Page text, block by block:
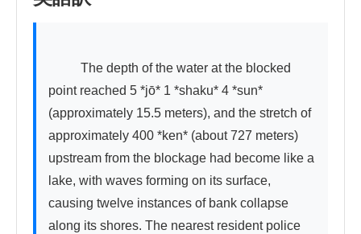
point reached 5 *jō* 1 *shaku* 4 *sun*
(approximately 15.5 meters), and the stretch of
approximately 400 *ken* (about 727 meters)
upstream from the blockage had become like a
lake, with waves forming on its surface,
causing twelve instances of bank collapse
along its shores. The nearest resident police